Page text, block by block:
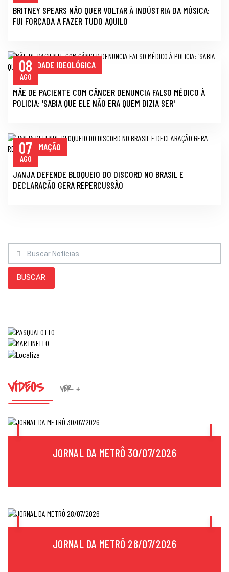
BRITNEY SPEARS NÃO QUER VOLTAR À INDÚSTRIA DA MÚSICA:
FUI FORÇADA A FAZER TUDO AQUILO
FALSIDADE IDEOLÓGICA
08
AGO
MÃE DE PACIENTE COM CÂNCER DENUNCIA FALSO MÉDICO À
POLICIA: 'SABIA QUE ELE NÃO ERA QUEM DIZIA SER'
INFORMAÇÃO
07
AGO
JANJA DEFENDE BLOQUEIO DO DISCORD NO BRASIL E
DECLARAÇÃO GERA REPERCUSSÃO
BUSCAR
VÍDEOS VER +
JORNAL DA METRÔ 30/07/2026
JORNAL DA METRÔ 28/07/2026